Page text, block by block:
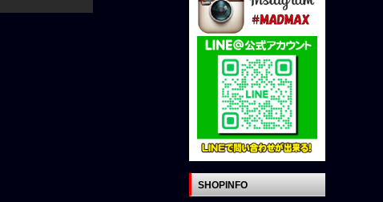
SHOPINFO